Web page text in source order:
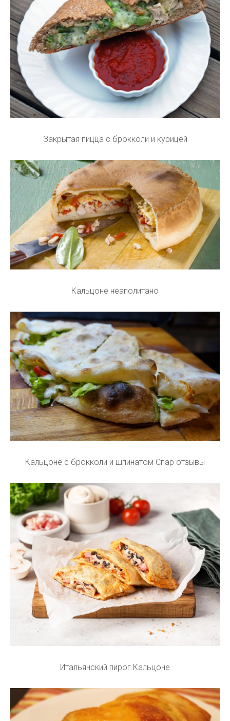
Закрытая пицца с брокколи и курицей
Кальцоне неаполитано
Кальцоне с брокколи и шпинатом Спар отзывы
Итальянский пирог Кальцоне